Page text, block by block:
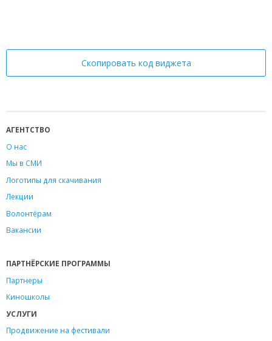
Скопировать код виджета
АГЕНТСТВО
О нас
Мы в СМИ
Логотипы для скачивания
Лекции
Волонтёрам
Вакансии
ПАРТНЁРСКИЕ ПРОГРАММЫ
Партнеры
Киношколы
УСЛУГИ
Продвижение на фестивали